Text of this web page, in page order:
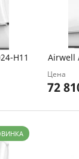
H11 Airwell
Цена
72